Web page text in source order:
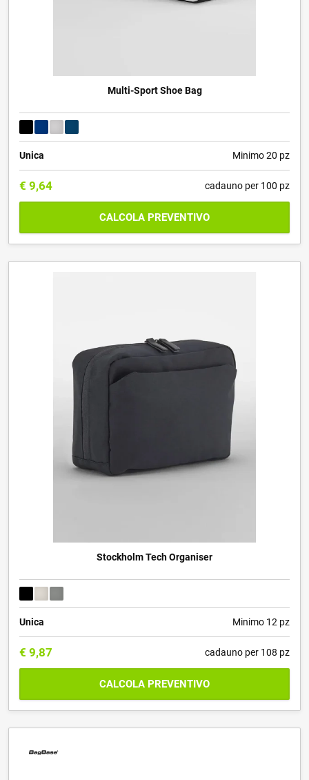
Multi-Sport Shoe Bag
Unica Minimo 20 pz
€ 9,64 cadauno per 100 pz
CALCOLA PREVENTIVO
Stockholm Tech Organiser
Unica Minimo 12 pz
€ 9,87 cadauno per 108 pz
CALCOLA PREVENTIVO